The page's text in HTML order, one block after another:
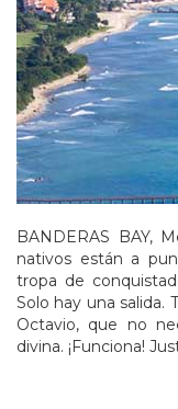
BANDERAS BAY,
nativos están a
tropa de
Solo hay una salida.
Octavio, que no
divina. ¡Funciona!